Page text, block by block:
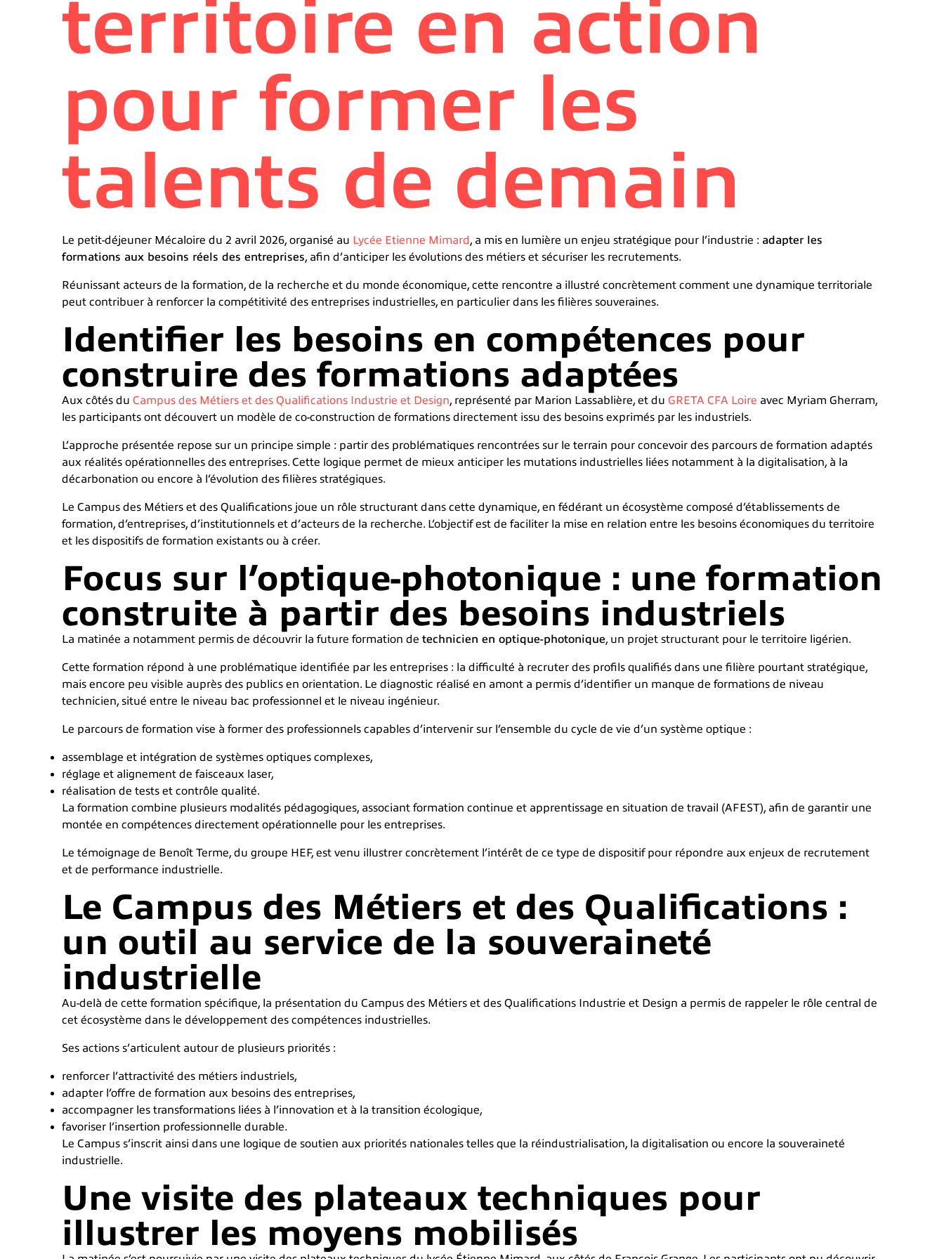
territoire en action
pour former les
talents de demain
Le petit-déjeuner Mécaloire du 2 avril 2026, organisé au Lycée Etienne Mimard, a mis en lumière un enjeu stratégique pour l’industrie : adapter les
formations aux besoins réels des entreprises, afin d’anticiper les évolutions des métiers et sécuriser les recrutements.
Réunissant acteurs de la formation, de la recherche et du monde économique, cette rencontre a illustré concrètement comment une dynamique territoriale
peut contribuer à renforcer la compétitivité des entreprises industrielles, en particulier dans les filières souveraines.
Identifier les besoins en compétences pour
construire des formations adaptées
Aux côtés du Campus des Métiers et des Qualifications Industrie et Design, représenté par Marion Lassablière, et du GRETA CFA Loire avec Myriam Gherram,
les participants ont découvert un modèle de co-construction de formations directement issu des besoins exprimés par les industriels.
L’approche présentée repose sur un principe simple : partir des problématiques rencontrées sur le terrain pour concevoir des parcours de formation adaptés
aux réalités opérationnelles des entreprises. Cette logique permet de mieux anticiper les mutations industrielles liées notamment à la digitalisation, à la
décarbonation ou encore à l’évolution des filières stratégiques.
Le Campus des Métiers et des Qualifications joue un rôle structurant dans cette dynamique, en fédérant un écosystème composé d’établissements de
formation, d’entreprises, d’institutionnels et d’acteurs de la recherche. L’objectif est de faciliter la mise en relation entre les besoins économiques du territoire
et les dispositifs de formation existants ou à créer.
Focus sur l’optique-photonique : une formation
construite à partir des besoins industriels
La matinée a notamment permis de découvrir la future formation de technicien en optique-photonique, un projet structurant pour le territoire ligérien.
Cette formation répond à une problématique identifiée par les entreprises : la difficulté à recruter des profils qualifiés dans une filière pourtant stratégique,
mais encore peu visible auprès des publics en orientation. Le diagnostic réalisé en amont a permis d’identifier un manque de formations de niveau
technicien, situé entre le niveau bac professionnel et le niveau ingénieur.
Le parcours de formation vise à former des professionnels capables d’intervenir sur l’ensemble du cycle de vie d’un système optique :
assemblage et intégration de systèmes optiques complexes,
réglage et alignement de faisceaux laser,
réalisation de tests et contrôle qualité.
La formation combine plusieurs modalités pédagogiques, associant formation continue et apprentissage en situation de travail (AFEST), afin de garantir une
montée en compétences directement opérationnelle pour les entreprises.
Le témoignage de Benoît Terme, du groupe HEF, est venu illustrer concrètement l’intérêt de ce type de dispositif pour répondre aux enjeux de recrutement
et de performance industrielle.
Le Campus des Métiers et des Qualifications :
un outil au service de la souveraineté
industrielle
Au-delà de cette formation spécifique, la présentation du Campus des Métiers et des Qualifications Industrie et Design a permis de rappeler le rôle central de
cet écosystème dans le développement des compétences industrielles.
Ses actions s’articulent autour de plusieurs priorités :
renforcer l’attractivité des métiers industriels,
adapter l’offre de formation aux besoins des entreprises,
accompagner les transformations liées à l’innovation et à la transition écologique,
favoriser l’insertion professionnelle durable.
Le Campus s’inscrit ainsi dans une logique de soutien aux priorités nationales telles que la réindustrialisation, la digitalisation ou encore la souveraineté
industrielle.
Une visite des plateaux techniques pour
illustrer les moyens mobilisés